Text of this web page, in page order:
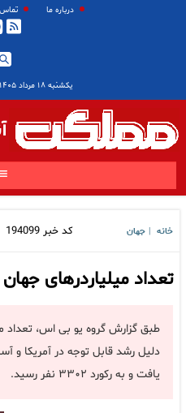
درباره ما تماس
یکشنبه ۱۸ مرداد ۱۴۰۵
خانه جهان کد خبر 194099
تعداد میلیاردرهای جهان به ۳۳۰۲ نفر
طبق گزارش گروه یو بی اس، تعداد
یافت و به رکورد ۳۳۰۲ نفر رسید.